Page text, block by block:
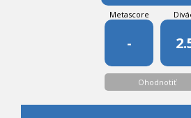
Metascore
-
Ohodnotiť